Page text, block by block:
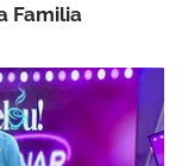
Familia